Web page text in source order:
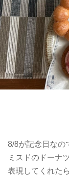
8/8が記念日なの
ミスドのドーナ
表現してくれた